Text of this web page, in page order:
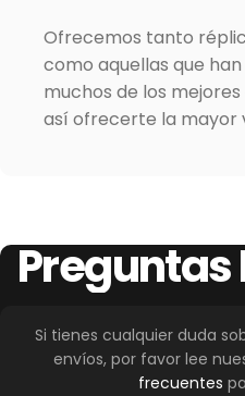
Ofrecemos tanto
como aquellas que
muchos de los
así ofrecerte la mayor
Preguntas
Si tienes cualquier duda
envíos, por favor lee
frecuentes